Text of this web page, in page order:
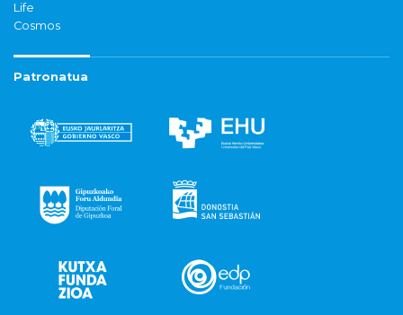
Life
Cosmos
Patronatua